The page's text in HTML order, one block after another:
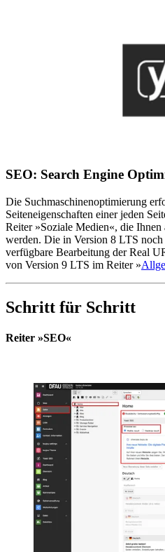
SEO: Search Engine
Die Suchmaschinenoptimierung
Seiten­eigen­schaften einer jeden
Reiter »Soziale Medien«, die Ihnen
werden. Die in Version 8 LTS
verfügbare Bearbeitung der Real
von Version 9 LTS im Reiter »
Schritt für Schritt
Reiter »SEO«